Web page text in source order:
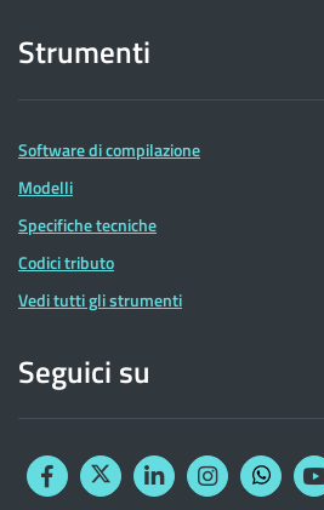
Strumenti
Software di compilazione
Modelli
Specifiche tecniche
Codici tributo
Vedi tutti gli strumenti
Seguici su
FacebookTwitterLinkedinInstagram